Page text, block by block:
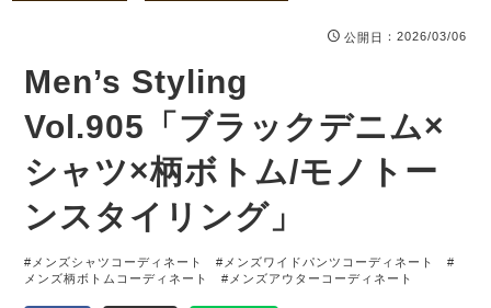
公開日 ：2026/03/06
Men’s Styling
Vol.905「ブラックデニム×
シャツ×柄ボトム/モノトー
ンスタイリング」
#メンズシャツコーディネート #メンズワイドパンツコーディネート
#
メンズ柄ボトムコーディネート
#メンズアウターコーディネート